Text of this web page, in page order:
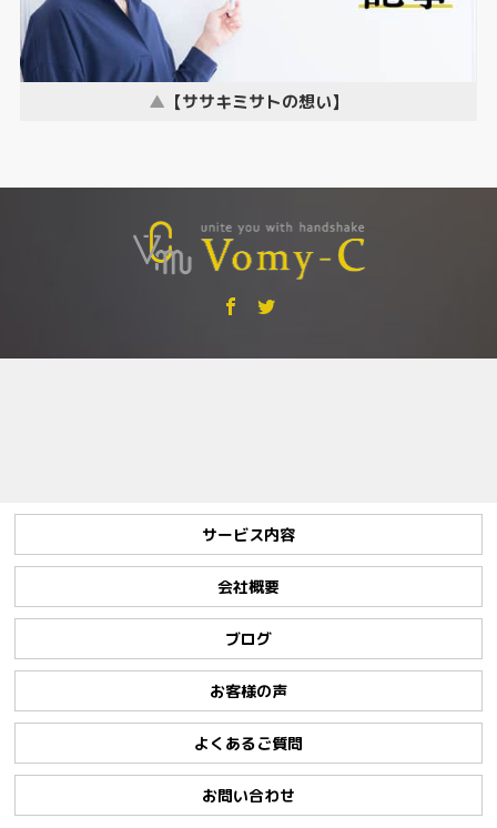
【ササキミサトの想い】
サービス内容
会社概要
ブログ
お客様の声
よくあるご質問
お問い合わせ